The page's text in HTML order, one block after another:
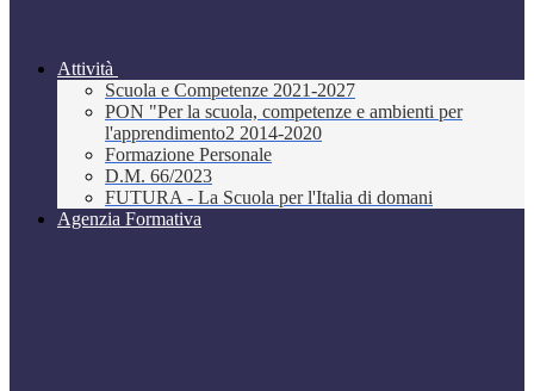
Attività
Scuola e Competenze 2021-2027
PON "Per la scuola, competenze e ambienti per
l'apprendimento2 2014-2020
Formazione Personale
D.M. 66/2023
FUTURA - La Scuola per l'Italia di domani
Agenzia Formativa